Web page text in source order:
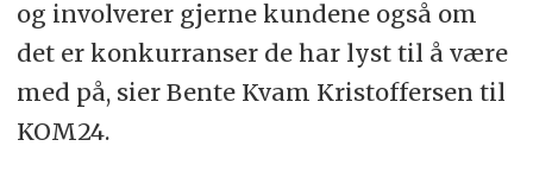
og involverer gjerne kundene også om
det er konkurranser de har lyst til å være
med på, sier Bente Kvam Kristoffersen til
KOM24.